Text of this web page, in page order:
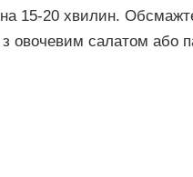
на 15-20 хвилин.
з овочевим салатом або